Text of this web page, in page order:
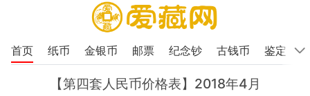
首页 纸币 金银币 邮票 纪念钞 古钱币 鉴定
【第四套人民币价格表】2018年4月